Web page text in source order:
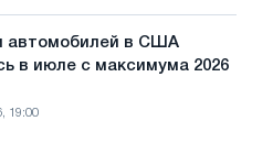
автомобилей в США
в июле с максимума 2026
19:00